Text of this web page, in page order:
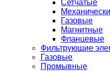
Сетчатые
Газовые
Магнитные
Фланцевые
Фильтрующие
Газовые
Промывные